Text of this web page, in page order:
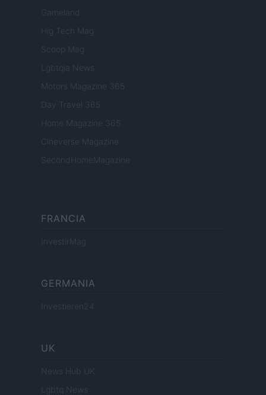
Gameland
Hig Tech Mag
Scoop Mag
Lgbtqia News
Motors Magazine 365
Day Travel 365
Home Magazine 365
Cineverse Magazine
SecondHomeMagazine
FRANCIA
InvestirMag
GERMANIA
Investieren24
UK
News Hub UK
Lgbtq News